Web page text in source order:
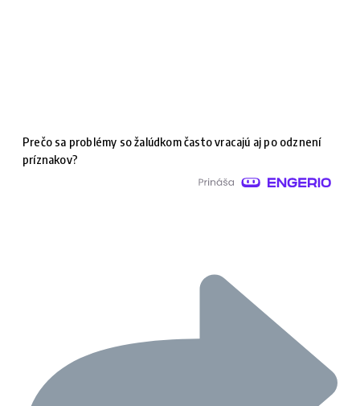
Prečo sa problémy so žalúdkom často vracajú aj po odznení
príznakov?